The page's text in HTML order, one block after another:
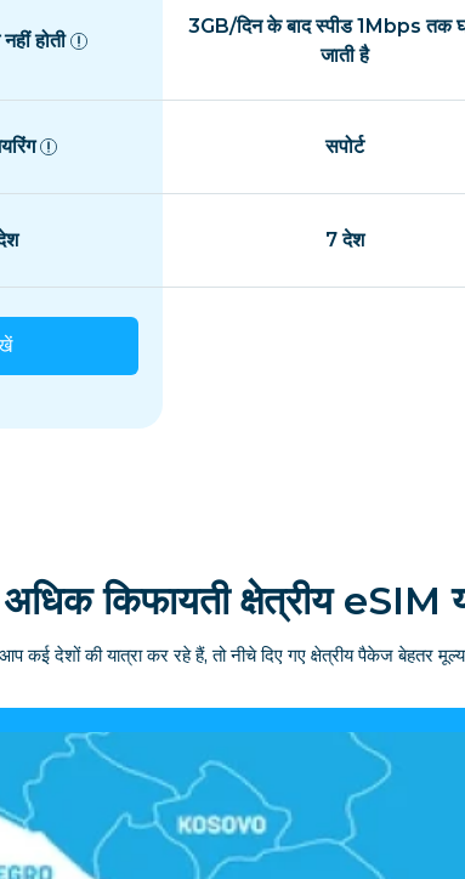
होती
3GB/दिन के बाद स्पीड 1Mbps तक
जाती है
सपोर्ट
7 देश
अधिक किफायती क्षेत्रीय eSIM
कई देशों की यात्रा कर रहे हैं, तो नीचे दिए गए क्षेत्रीय पैकेज बेहतर